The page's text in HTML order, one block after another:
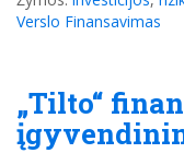
Verslo Finansavimas
„Tilto“